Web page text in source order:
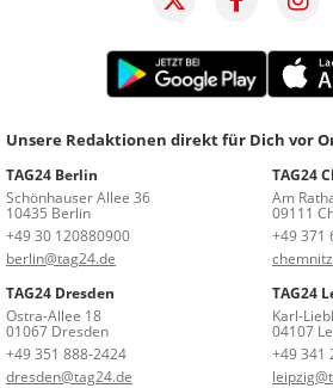
Unsere Redaktionen direkt für Dich vor
TAG24 Berlin
Schönhauser Allee 36
10435 Berlin
+49 30 120880900
berlin@tag24.de
TAG24
Am
09111
+49 371
TAG24 Dresden
Ostra-Allee 18
01067 Dresden
+49 351 888-2424
dresden@tag24.de
TAG24
Karl-
04107
+49 341